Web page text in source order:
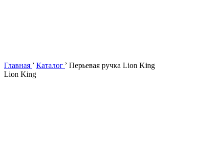
Главная › Каталог › Перьевая ручка Lion King
Lion King